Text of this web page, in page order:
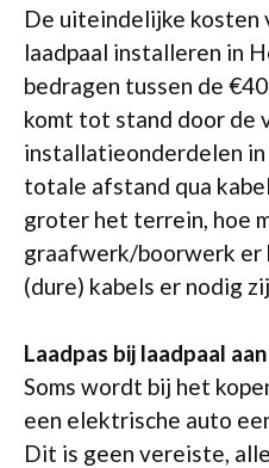
De uiteindelijke kosten
laadpaal installeren in
bedragen tussen de
komt tot stand door de
installatieonderdelen
totale afstand qua
groter het terrein, hoe
graafwerk/boorwerk er
(dure) kabels er nodig
Laadpas bij laadpaal
Soms wordt bij het
een elektrische auto
Dit is geen vereiste,